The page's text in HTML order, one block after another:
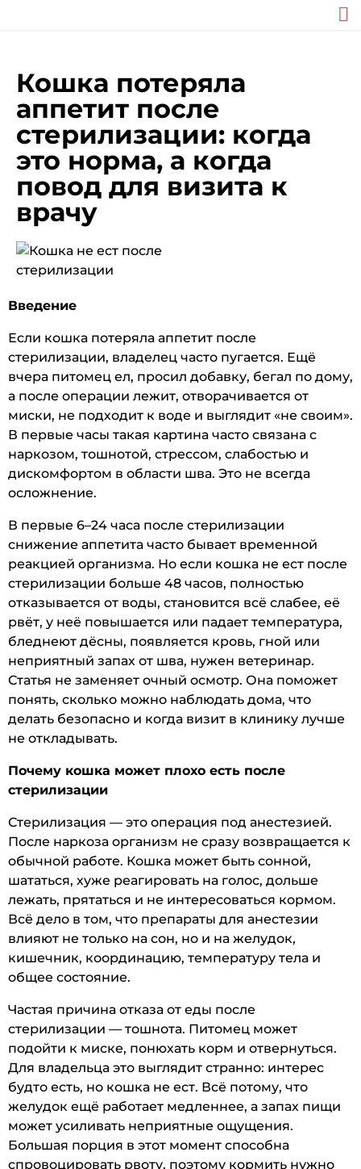
Кошка потеряла
аппетит после
стерилизации: когда
это норма, а когда
повод для визита к
врачу
Введение
Если кошка потеряла аппетит после
стерилизации, владелец часто пугается. Ещё
вчера питомец ел, просил добавку, бегал по дому,
а после операции лежит, отворачивается от
миски, не подходит к воде и выглядит «не своим».
В первые часы такая картина часто связана с
наркозом, тошнотой, стрессом, слабостью и
дискомфортом в области шва. Это не всегда
осложнение.
В первые 6–24 часа после стерилизации
снижение аппетита часто бывает временной
реакцией организма. Но если кошка не ест после
стерилизации больше 48 часов, полностью
отказывается от воды, становится всё слабее, её
рвёт, у неё повышается или падает температура,
бледнеют дёсны, появляется кровь, гной или
неприятный запах от шва, нужен ветеринар.
Статья не заменяет очный осмотр. Она поможет
понять, сколько можно наблюдать дома, что
делать безопасно и когда визит в клинику лучше
не откладывать.
Почему кошка может плохо есть после
стерилизации
Стерилизация — это операция под анестезией.
После наркоза организм не сразу возвращается к
обычной работе. Кошка может быть сонной,
шататься, хуже реагировать на голос, дольше
лежать, прятаться и не интересоваться кормом.
Всё дело в том, что препараты для анестезии
влияют не только на сон, но и на желудок,
кишечник, координацию, температуру тела и
общее состояние.
Частая причина отказа от еды после
стерилизации — тошнота. Питомец может
подойти к миске, понюхать корм и отвернуться.
Для владельца это выглядит странно: интерес
будто есть, но кошка не ест. Всё потому, что
желудок ещё работает медленнее, а запах пищи
может усиливать неприятные ощущения.
Большая порция в этот момент способна
спровоцировать рвоту, поэтому кормить нужно